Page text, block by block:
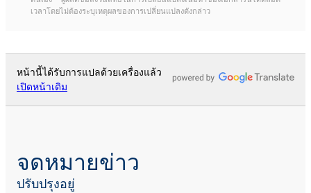
เวลาโดยไม่ต้องระบุเหตุผลของการเปลี่ยนแปลงดังกล่าว
หน้านี้ได้รับการแปลด้วยเครื่องแล้ว
เปิดหน้าเดิม
จดหมายข่าว
ปรับปรุงอยู่